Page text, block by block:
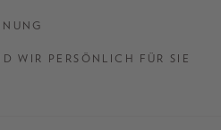
WIR PERSÖNLICH FÜR SIE